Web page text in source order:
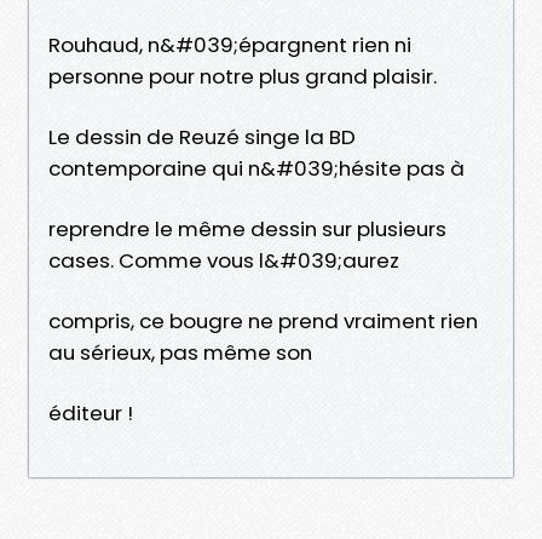
Rouhaud, n&#039;épargnent rien ni
personne pour notre plus grand plaisir.
Le dessin de Reuzé singe la BD
contemporaine qui n&#039;hésite pas à
reprendre le même dessin sur plusieurs
cases. Comme vous l&#039;aurez
compris, ce bougre ne prend vraiment rien
au sérieux, pas même son
éditeur !